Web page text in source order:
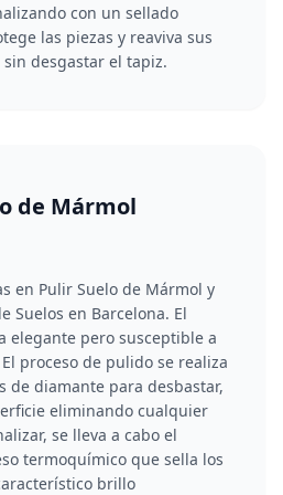
con un sellado
las piezas y reaviva sus
desgastar el tapiz.
de Mármol
en Pulir Suelo de Mármol y
Suelos en Barcelona. El
elegante pero susceptible a
proceso de pulido se realiza
de diamante para desbastar,
eliminando cualquier
se lleva a cabo el
termoquímico que sella los
brillo